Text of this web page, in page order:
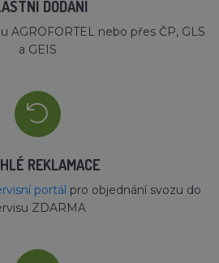
DODÁNÍ
AGROFORTEL nebo přes ČP, GLS
a GEIS
REKLAMACE
portál pro objednání svozu do
ZDARMA